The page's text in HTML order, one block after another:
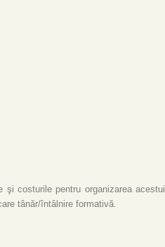
costurile pentru organizarea acestui
tânăr/întâlnire formativă.